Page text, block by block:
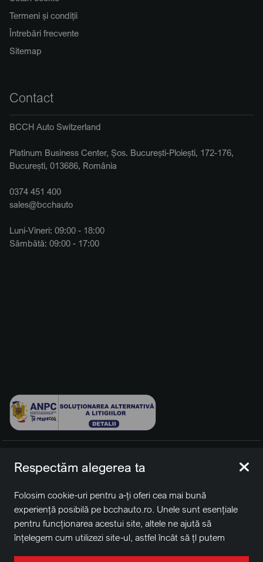
Termeni și condiții
Întrebări frecvente
Sitemap
Contact
BCCH Auto Switzerland
Platinum Business Center, Șos. București-Ploiești, 172-176,
București, 013686, România
0374 451 400
sales@bcchauto
Luni-Vineri: 09:00 - 18:00
Sâmbătă: 09:00 - 17:00
rezervate.
BCCH Auto Switzerland este o marcă a societății
BCCH
Group Switzerland AG
Sediu social: David Business Center, Str. Erou Iancu Nicolae
nr. 29, Voluntari, Ilfov
Respectăm alegerea ta
Folosim cookie-uri pentru a-ți oferi cea mai bună
experiență posibilă pe bcchauto.ro. Unele sunt esențiale
pentru funcționarea acestui site, altele ne ajută să
înțelegem cum utilizezi site-ul, astfel încât să țl putem